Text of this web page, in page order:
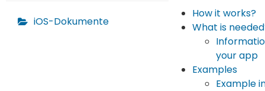
iOS-Dokumente
How it works?
What is
your app
Examples
Example